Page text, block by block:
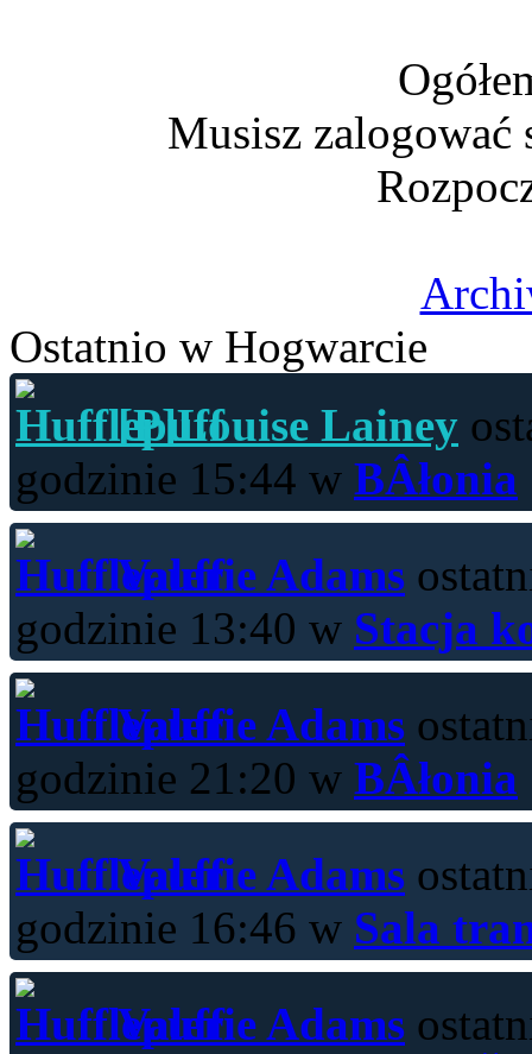
Musisz zalogować
Ostatnio w Hogwarcie
[P]Louise Lainey
godzinie 15:44 w BÂłonia
Valerie Adams
godzinie 13:40 w Stacja
Valerie Adams
godzinie 21:20 w BÂłonia
Valerie Adams
godzinie 16:46 w Sala
Valerie Adams